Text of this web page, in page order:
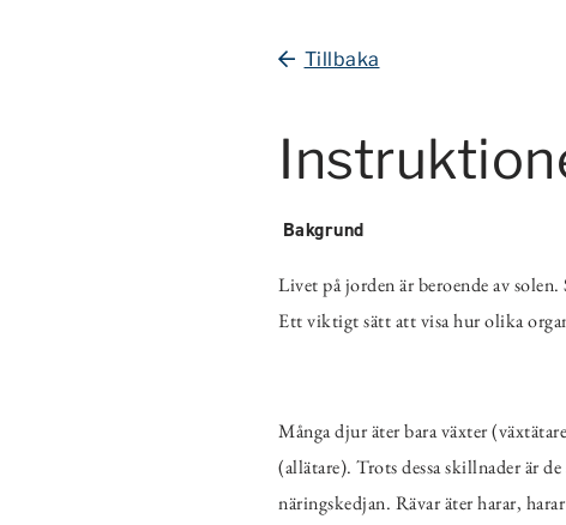
Tillbaka
Bakgrund
Livet på jorden är beroende av
Ett viktigt sätt att visa hur olika
Många djur äter bara växter
(allätare). Trots dessa skillnader är
näringskedjan. Rävar äter harar,